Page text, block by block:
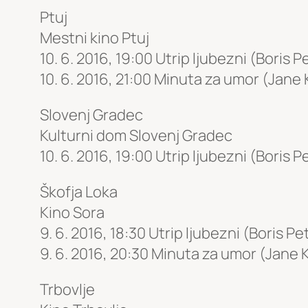
Ptuj
Mestni kino Ptuj
10. 6. 2016, 19:00 Utrip ljubezni (Boris
10. 6. 2016, 21:00 Minuta za umor (Jane
Slovenj Gradec
Kulturni dom Slovenj Gradec
10. 6. 2016, 19:00 Utrip ljubezni (Boris
Škofja Loka
Kino Sora
9. 6. 2016, 18:30 Utrip ljubezni (Boris
9. 6. 2016, 20:30 Minuta za umor (Jane
Trbovlje